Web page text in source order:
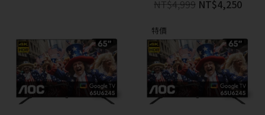
NT$4,999 NT$4,250
特價